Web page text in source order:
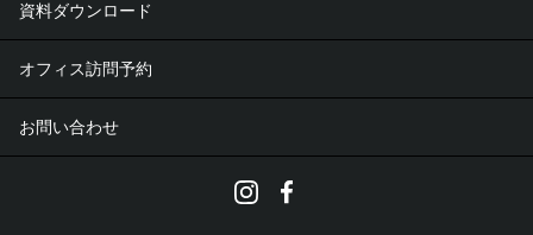
資料ダウンロード
オフィス訪問予約
お問い合わせ